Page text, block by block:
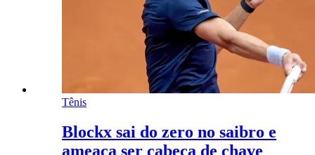
Tênis
Blockx sai do zero no saibro e
ameaça ser cabeça de chave